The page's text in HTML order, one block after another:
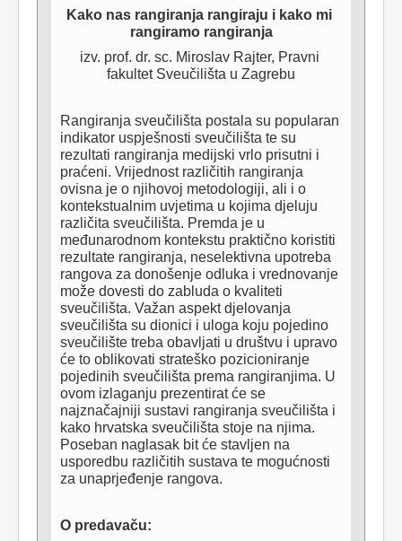
Kako nas rangiranja rangiraju i kako mi
rangiramo rangiranja
izv. prof. dr. sc. Miroslav Rajter, Pravni
fakultet Sveučilišta u Zagrebu
Rangiranja sveučilišta postala su popularan
indikator uspješnosti sveučilišta te su
rezultati rangiranja medijski vrlo prisutni i
praćeni. Vrijednost različitih rangiranja
ovisna je o njihovoj metodologiji, ali i o
kontekstualnim uvjetima u kojima djeluju
različita sveučilišta. Premda je u
međunarodnom kontekstu praktično koristiti
rezultate rangiranja, neselektivna upotreba
rangova za donošenje odluka i vrednovanje
može dovesti do zabluda o kvaliteti
sveučilišta. Važan aspekt djelovanja
sveučilišta su dionici i uloga koju pojedino
sveučilište treba obavljati u društvu i upravo
će to oblikovati strateško pozicioniranje
pojedinih sveučilišta prema rangiranjima. U
ovom izlaganju prezentirat će se
najznačajniji sustavi rangiranja sveučilišta i
kako hrvatska sveučilišta stoje na njima.
Poseban naglasak bit će stavljen na
usporedbu različitih sustava te mogućnosti
za unaprjeđenje rangova.
O predavaču: